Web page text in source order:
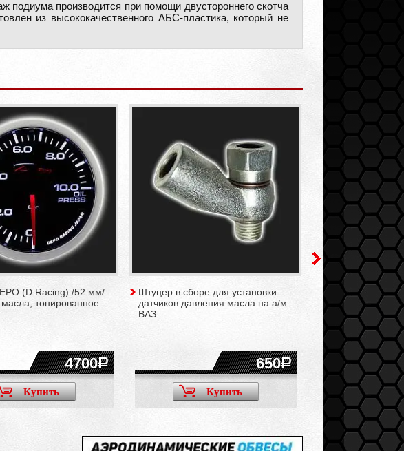
производится при помощи двустороннего скотча
из высококачественного АБС-пластика, который не
(D Racing) /52 мм/
тонированное
4700
Купить
Штуцер в сборе для установки
датчиков давления масла на а/м
ВАЗ
650
Купить
Подиум для 1-го
чёрный